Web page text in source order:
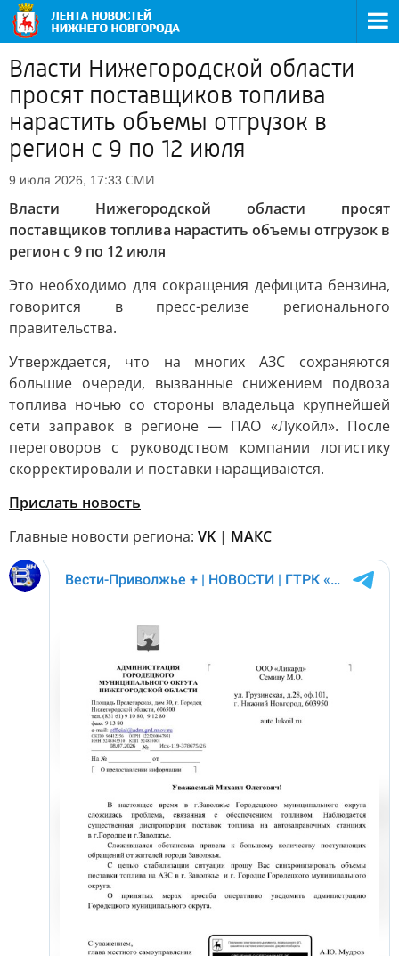
Власти Нижегородской области
просят поставщиков топлива
нарастить объемы отгрузок в
регион с 9 по 12 июля
9 июля 2026, 17:33 СМИ
Власти Нижегородской области просят
поставщиков топлива нарастить объемы отгрузок в
регион с 9 по 12 июля
Это необходимо для сокращения дефицита бензина,
говорится в пресс-релизе регионального
правительства.
Утверждается, что на многих АЗС сохраняются
большие очереди, вызванные снижением подвоза
топлива ночью со стороны владельца крупнейшей
сети заправок в регионе — ПАО «Лукойл». После
переговоров с руководством компании логистику
скорректировали и поставки наращиваются.
Прислать новость
Главные новости региона: VK | МАКС